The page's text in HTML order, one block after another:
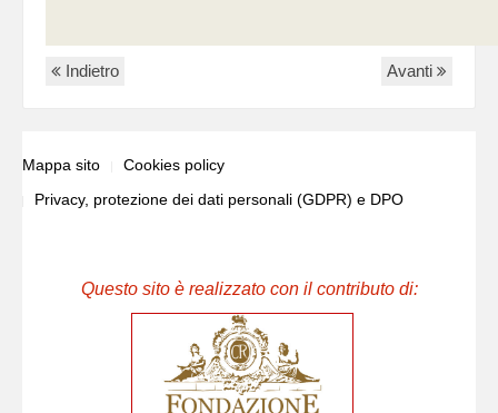
Indietro Avanti
Mappa sito
Cookies policy
Privacy, protezione dei dati personali (GDPR) e DPO
Questo sito è realizzato con il contributo di: